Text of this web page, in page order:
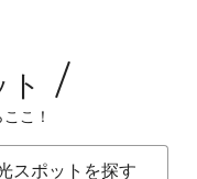
こ！
スポットを探す